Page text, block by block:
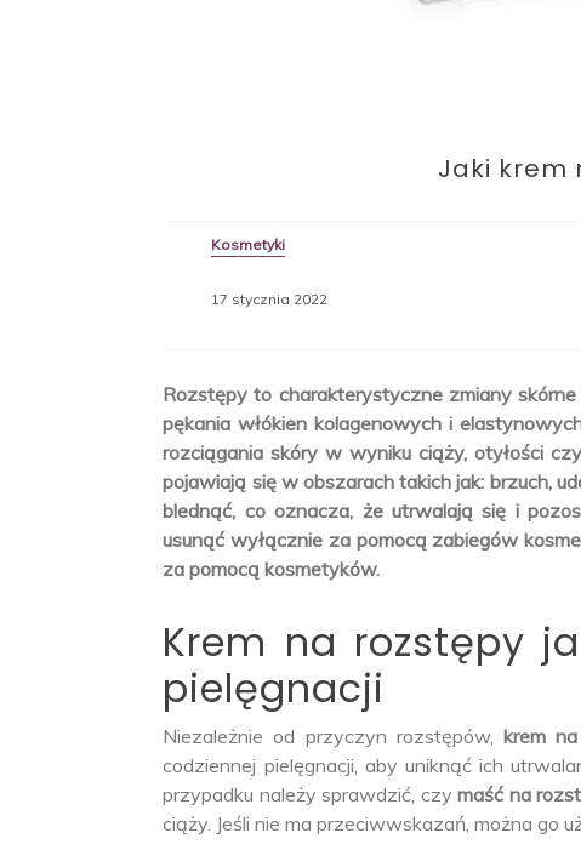
Jaki krem
Kosmetyki
17 stycznia 2022
Rozstępy to charakterystyczne zmiany
pękania włókien kolagenowych i
rozciągania skóry w wyniku ciąży, otyłości
pojawiają się w obszarach takich jak: brzuch,
blednąć, co oznacza, że utrwalają się i
usunąć wyłącznie za pomocą zabiegów
za pomocą kosmetyków.
Krem na rozstępy
pielęgnacji
Niezależnie od przyczyn rozstępów, krem
codziennej pielęgnacji, aby uniknąć ich
przypadku należy sprawdzić, czymaść na
ciąży. Jeśli nie ma przeciwwskazań, można go